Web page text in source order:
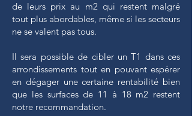
de leurs prix au m2 qui restent malgré
tout plus abordables, même si les secteurs
ne se valent pas tous.
Il sera possible de cibler un T1 dans ces
arrondissements tout en pouvant espérer
en dégager une certaine rentabilité bien
que les surfaces de 11 à 18 m2 restent
notre recommandation.